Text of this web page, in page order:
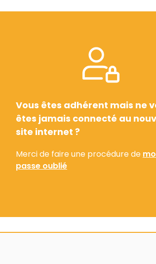
Vous êtes adhérent mais ne
êtes jamais connecté au
site internet ?
Merci de faire une procédure de
passe oublié